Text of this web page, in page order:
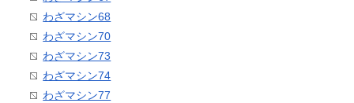
わざマシン68
わざマシン70
わざマシン73
わざマシン74
わざマシン77